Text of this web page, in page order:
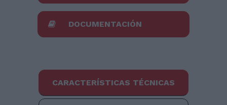
DOCUMENTACIÓN
CARACTERÍSTICAS TÉCNICAS